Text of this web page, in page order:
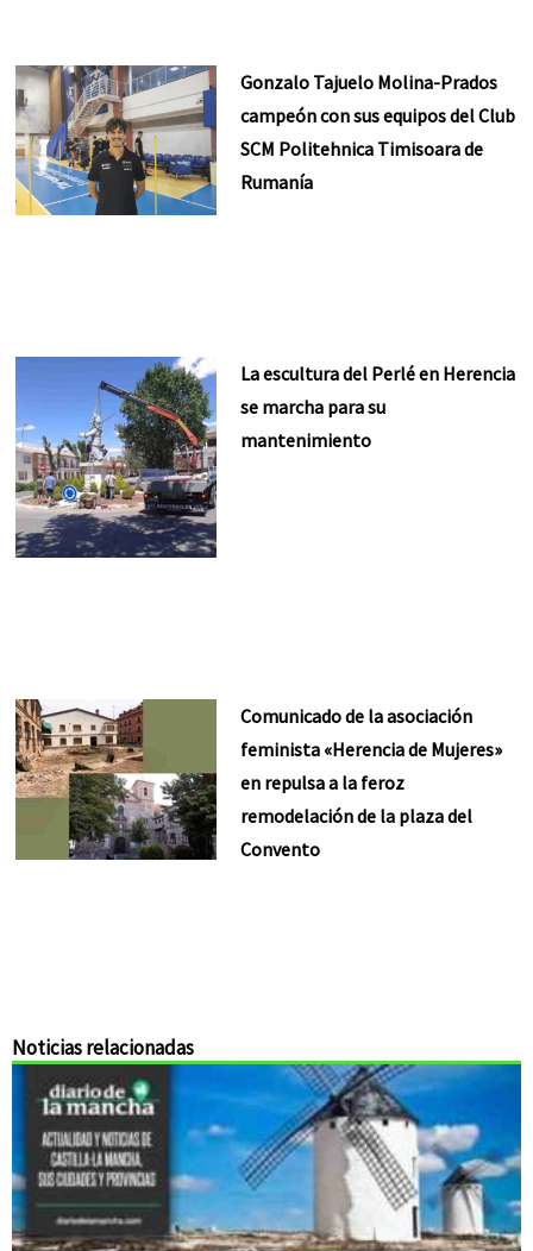
Gonzalo Tajuelo Molina-Prados
campeón con sus equipos del Club
SCM Politehnica Timisoara de
Rumanía
La escultura del Perlé en Herencia
se marcha para su
mantenimiento
Comunicado de la asociación
feminista «Herencia de Mujeres»
en repulsa a la feroz
remodelación de la plaza del
Convento
Noticias relacionadas